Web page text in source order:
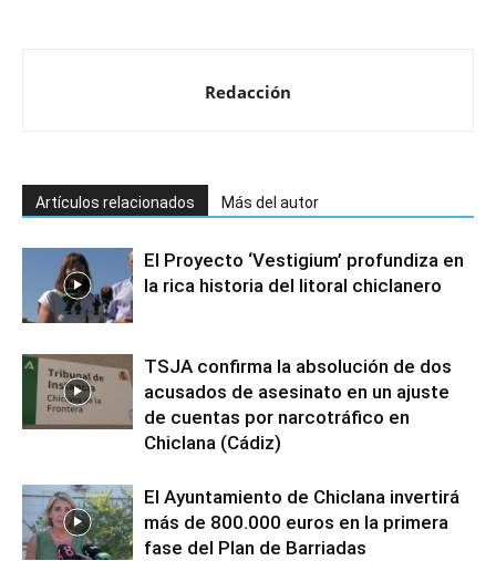
Redacción
Artículos relacionados Más del autor
El Proyecto ‘Vestigium’ profundiza en
la rica historia del litoral chiclanero
TSJA confirma la absolución de dos
acusados de asesinato en un ajuste
de cuentas por narcotráfico en
Chiclana (Cádiz)
El Ayuntamiento de Chiclana invertirá
más de 800.000 euros en la primera
fase del Plan de Barriadas